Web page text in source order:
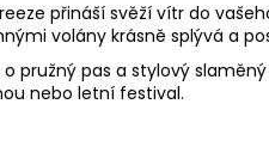
přináší svěží vítr do
volány krásně splývá a
pružný pas a stylový
nebo letní festival.